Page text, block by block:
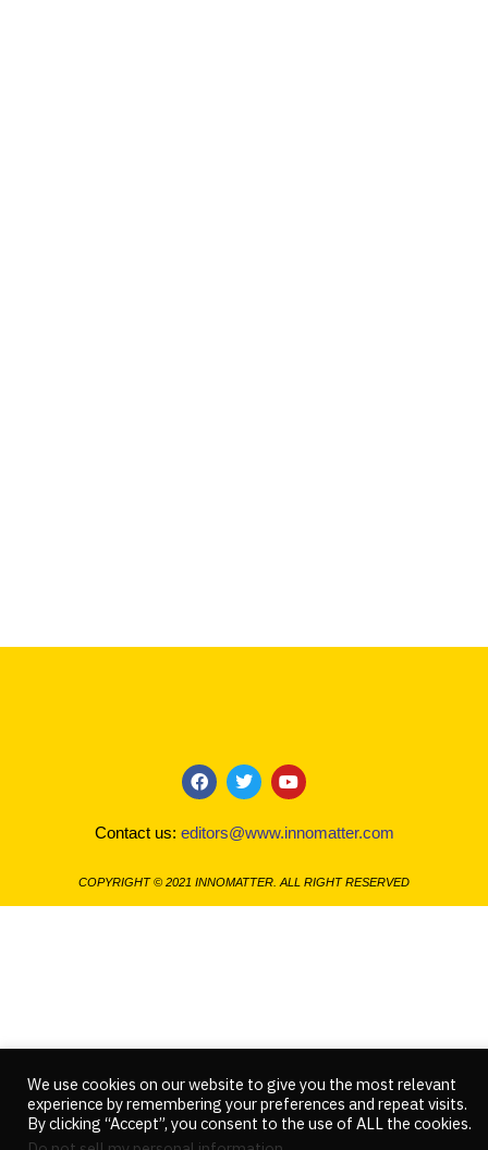
F
a
c
e
o
o
k
T
w
i
t
e
r
Y
o
u
t
b
e
Contact us: editors@www.innomatter.com
COPYRIGHT © 2021 INNOMATTER. ALL RIGHT RESERVED
We use cookies on our website to give you the most relevant
experience by remembering your preferences and repeat visits.
By clicking “Accept”, you consent to the use of ALL the cookies.